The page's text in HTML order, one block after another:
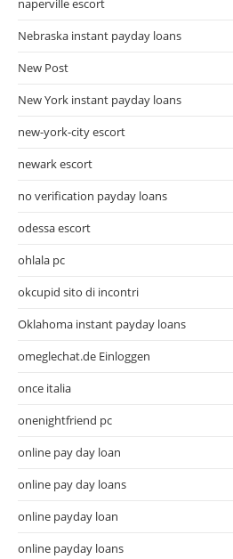
naperville escort
Nebraska instant payday loans
New Post
New York instant payday loans
new-york-city escort
newark escort
no verification payday loans
odessa escort
ohlala pc
okcupid sito di incontri
Oklahoma instant payday loans
omeglechat.de Einloggen
once italia
onenightfriend pc
online pay day loan
online pay day loans
online payday loan
online payday loans